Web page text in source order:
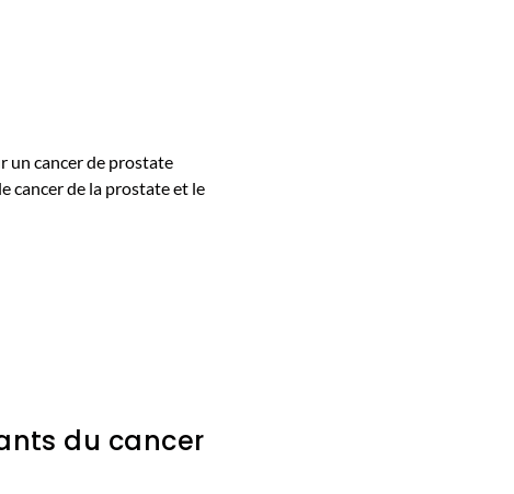
un cancer de prostate
cancer de la prostate et le
du cancer